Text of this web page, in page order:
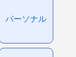
パーソナル